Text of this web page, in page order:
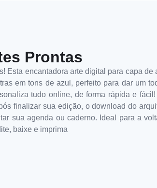
Prontas
Esta encantadora arte digital para capa de
em tons de azul, perfeito para dar um
tudo online, de forma rápida e
finalizar sua edição, o download do
sua agenda ou caderno. Ideal para a
baixe e imprima